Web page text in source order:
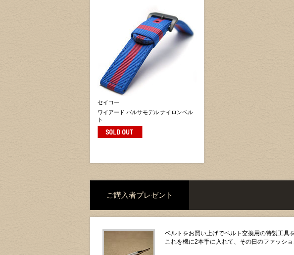
セイコー
ワイアード バルサモデル ナイロンベル
ト
ご購入者プレゼント
ベルトをお買い上げでベルト交換用の特製工具
これを機に2本手に入れて、その日のファッシ